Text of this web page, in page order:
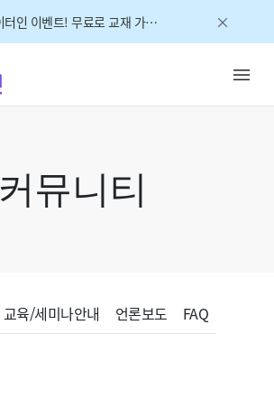
데이터인 이벤트! 무료로 교재 가져가세요!
커뮤니티
교육/세미나안내 언론보도 FAQ